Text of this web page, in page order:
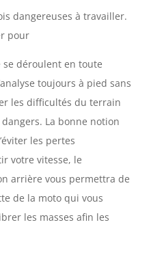
dangereuses à travailler.
pour
déroulent en toute
toujours à pied sans
les difficultés du terrain
La bonne notion
les pertes
votre vitesse, le
arrière vous permettra de
de la moto qui vous
les masses afin les